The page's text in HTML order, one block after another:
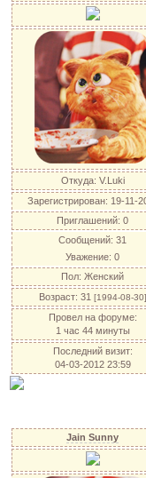
Откуда: V.Luki
Зарегистрирован: 19-11-
Приглашений: 0
Сообщений: 31
Уважение: 0
Пол: Женский
Возраст: 31 [1994-08-30]
Провел на форуме:
1 час 44 минуты
Последний визит:
04-03-2012 23:59
Jain Sunny